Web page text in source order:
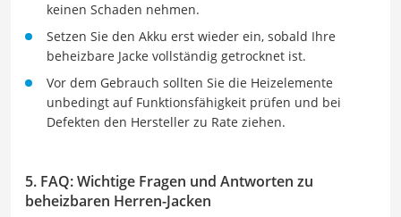
keinen Schaden nehmen.
Setzen Sie den Akku erst wieder ein, sobald Ihre
beheizbare Jacke vollständig getrocknet ist.
Vor dem Gebrauch sollten Sie die Heizelemente
unbedingt auf Funktionsfähigkeit prüfen und bei
Defekten den Hersteller zu Rate ziehen.
5. FAQ: Wichtige Fragen und Antworten zu
beheizbaren Herren-Jacken